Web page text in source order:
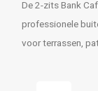
De 2-zits Bank
professionele
voor terrassen,